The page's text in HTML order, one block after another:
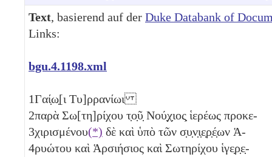
Text, basierend auf der Duke Databank of
Links:
bgu.4.1198.xml
1Γαί̣ω̣[ι Τυ]ρρανίωι
2παρὰ Σω[τη]ρίχου τ̣ο̣ῦ̣ Νού̣χ̣ιος̣ ἱερέως προκε-
3χιρισμένου(*) δὲ καὶ ὑπὸ τῶν σ̣υ̣ν̣ι̣ε̣ρ̣έ̣ων Ἁ-
4ρυώτου καὶ Ἁρσιήσιος καὶ Σωτηρίχου ἱγε̣ρ̣ε̣-